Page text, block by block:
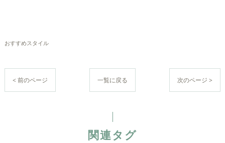
おすすめスタイル
< 前のページ 一覧に戻る 次のページ >
関連タグ